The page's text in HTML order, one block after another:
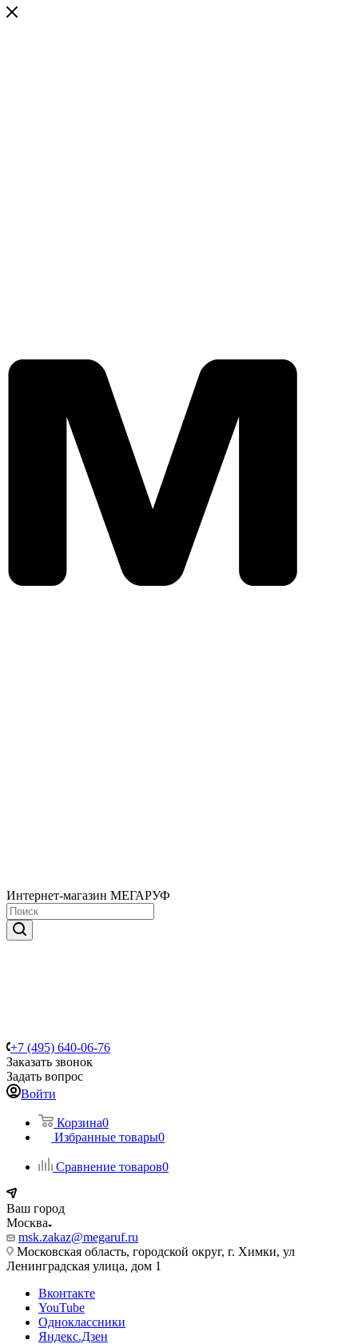
Интернет-магазин МЕГАРУФ
+7 (495) 640-06-76
Заказать звонок
Задать вопрос
Войти
Корзина0
Избранные товары0
Сравнение товаров0
Ваш город
Москва
msk.zakaz@megaruf.ru
Московская область, городской округ, г. Химки, ул
Ленинградская улица, дом 1
Вконтакте
YouTube
Одноклассники
Яндекс.Дзен